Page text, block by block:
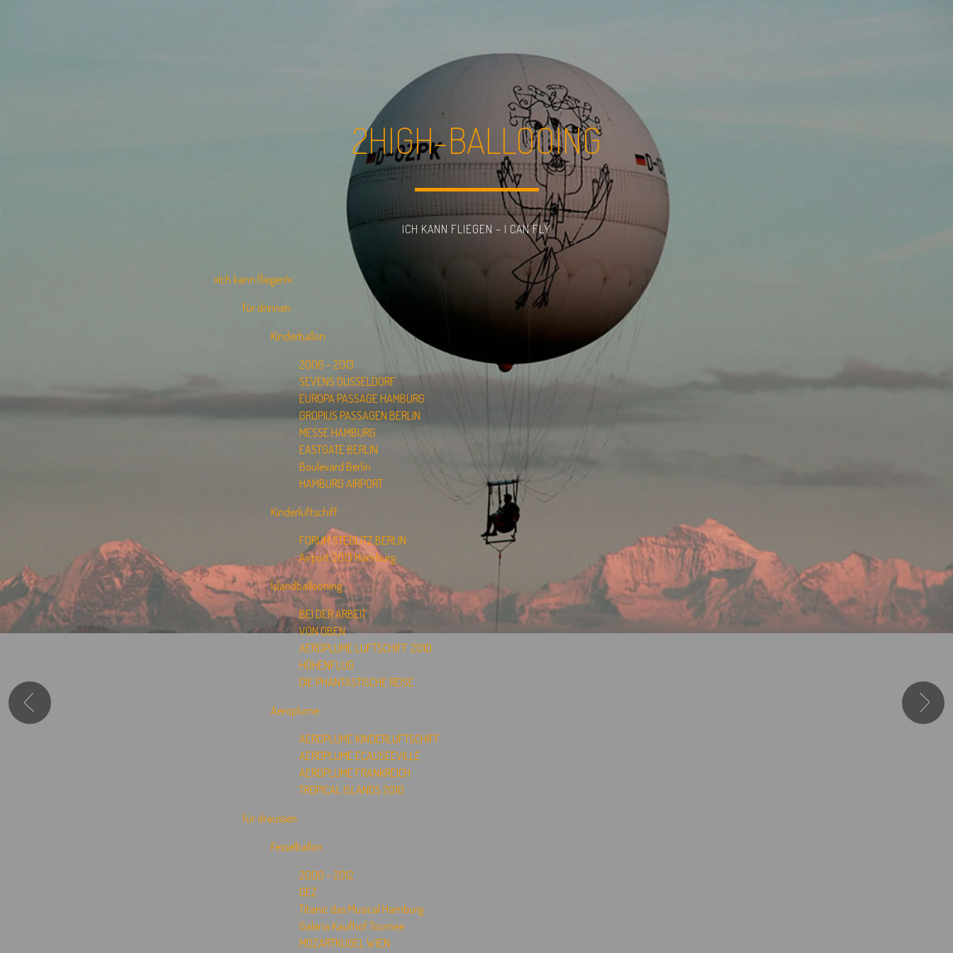
2HIGH-BALLOOING
ICH KANN FLIEGEN – I CAN FLY
»Ich kann fliegen!«
für drinnen
Kinderballon
2006 – 2013
SEVENS DÜSSELDORF
EUROPA PASSAGE HAMBURG
GROPIUS PASSAGEN BERLIN
MESSE HAMBURG
EASTGATE BERLIN
Boulevard Berlin
HAMBURG AIRPORT
Kinderluftschiff
FORUM STEGLITZ BERLIN
Airport 2013 Hamburg
Islandballooning
BEI DER ARBEIT
VON OBEN
AEROPLUME LUFTSCHIFF 2010
HÖHENFLUG
DIE PHANTASTISCHE REISE
Aeroplume
AEROPLUME KINDERLUFTSCHIFF
AEROPLUME ECAUSEEVILLE
AEROPLUME FRANKREICH
TROPICAL ISLANDS 2010
für draussen
Fesselballon
2000 – 2012
GEZ
Titanic das Musical Hamburg
Galeria Kaufhof Tournee
MOZARTKUGEL WIEN